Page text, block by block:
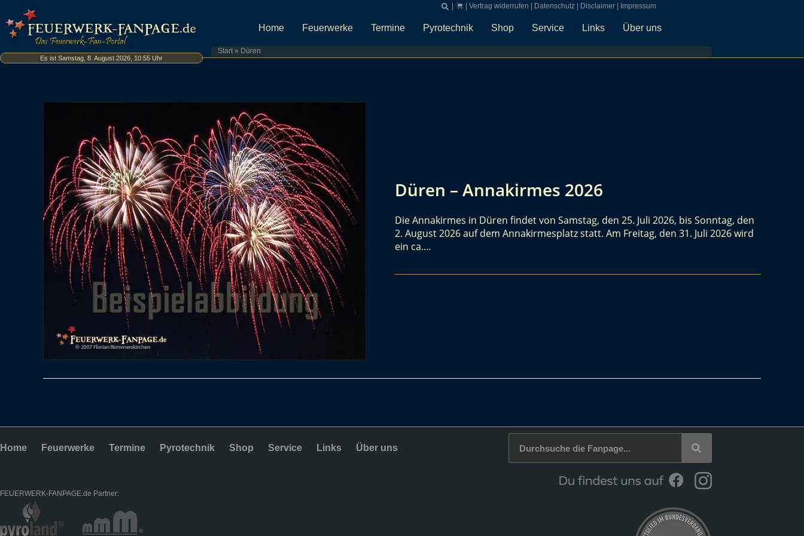
Es ist Samstag, 8. August 2026, 10:55 Uhr
Vertrag widerrufen Datenschutz| Disclaimer| Impressum
Home Feuerwerke Termine Pyrotechnik Shop Service Links Über uns
Start» Düren
Düren – Annakirmes 2026
Die Annakirmes in Düren findet von Samstag, den 25. Juli 2026, bis Sonntag, den
2. August 2026 auf dem Annakirmesplatz statt. Am Freitag, den 31. Juli 2026 wird
ein ca.…
Home Feuerwerke Termine Pyrotechnik Shop Service Links Über uns
FEUERWERK-FANPAGE.de Partner: